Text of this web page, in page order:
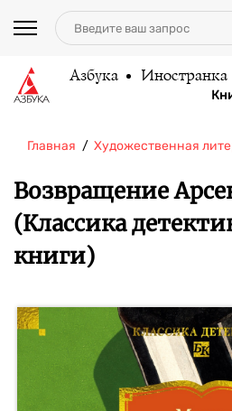
Азбука Иностранка
Главная Художественная
Возвращение
(Классика
книги)